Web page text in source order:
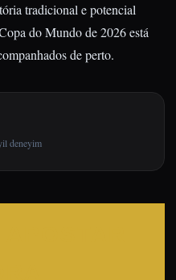
tradicional e potencial
do Mundo de 2026 está
de perto.
deneyim